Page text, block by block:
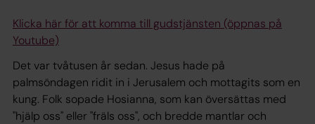
Klicka här för att komma till gudstjänsten (öppnas på
Youtube)
Det var tvåtusen år sedan. Jesus hade på
palmsöndagen ridit in i Jerusalem och mottagits som en
kung. Folk sopade Hosianna, som kan översättas med
"hjälp oss" eller "fräls oss", och bredde mantlar och